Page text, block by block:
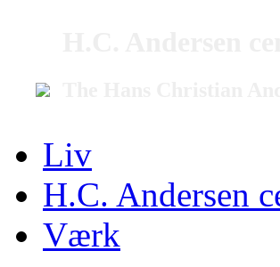
Liv
H.C. Andersen
Værk